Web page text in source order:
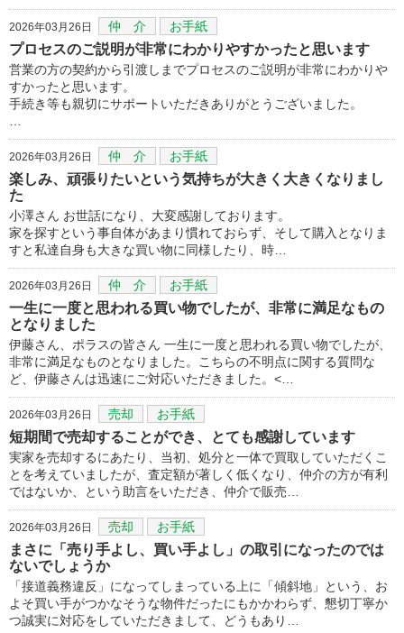
2026年03月26日 仲 介 お手紙
プロセスのご説明が非常にわかりやすかったと思います
営業の方の契約から引渡しまでプロセスのご説明が非常にわかりや
すかったと思います。
手続き等も親切にサポートいただきありがとうございました。
2026年03月26日 仲 介 お手紙
楽しみ、頑張りたいという気持ちが大きく大きくなりまし
た
小澤さん お世話になり、大変感謝しております。
家を探すという事自体があまり慣れておらず、そして購入となりま
すと私達自身も大きな買い物に同様したり、時…
2026年03月26日 仲 介 お手紙
一生に一度と思われる買い物でしたが、非常に満足なもの
となりました
伊藤さん、ポラスの皆さん 一生に一度と思われる買い物でしたが、
非常に満足なものとなりました。こちらの不明点に関する質問な
ど、伊藤さんは迅速にご対応いただきました。<…
2026年03月26日 売却 お手紙
短期間で売却することができ、とても感謝しています
実家を売却するにあたり、当初、処分と一体で買取していただくこ
とを考えていましたが、査定額が著しく低くなり、仲介の方が有利
ではないか、という助言をいただき、仲介で販売…
2026年03月26日 売却 お手紙
まさに「売り手よし、買い手よし」の取引になったのでは
ないでしょうか
「接道義務違反」になってしまっている上に「傾斜地」という、お
よそ買い手がつかなそうな物件だったにもかかわらず、懇切丁寧か
つ誠実に対応をしていただきまして、どうもあり…